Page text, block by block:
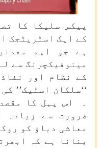
پیکس سلیکا کا
کے ایک اسٹریٹجک
ہے جو اہم
مینوفیکچرنگ سے
کے نظام اور
‘‘سلکان اسٹیک’’
۔ اس پہل کا مقصد
ضرورت سے زیادہ
معاشی دباؤ کو
بنانا ہے کہ